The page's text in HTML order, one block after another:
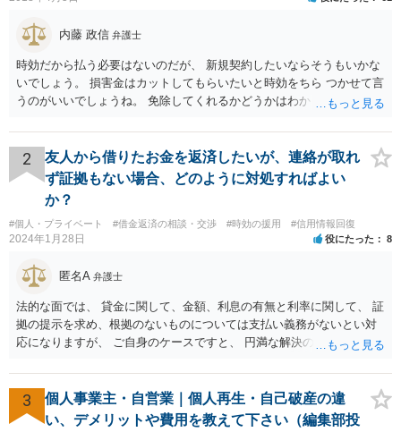
内藤 政信 弁護士
時効だから払う必要はないのだが、 新規契約したいならそうもいかな
いでしょう。 損害金はカットしてもらいたいと時効をちら つかせて言
うのがいいでしょうね。 免除してくれるかどうかはわかりませんが。
2
友人から借りたお金を返済したいが、連絡が取れ
ず証拠もない場合、どのように対処すればよい
か？
#個人・プライベート #借金返済の相談・交渉 #時効の援用 #信用情報回復
2024年1月28日 役にたった 8
匿名A 弁護士
法的な面では、 貸金に関して、金額、利息の有無と利率に関して、 証
拠の提示を求め、根拠のないものについては支払い義務がないとい対
応になりますが、 ご自身のケースですと、 円満な解決のため、一定程
けではありません）。 何某かの主張をされた場合、あらためて弁護士
に相談されるという形でよいかと思います。
3
個人事業主・自営業｜個人再生・自己破産の違
い、デメリットや費用を教えて下さい（編集部投